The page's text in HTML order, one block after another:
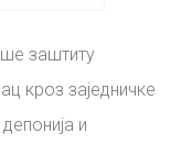
заштиту
кроз заједничке
и